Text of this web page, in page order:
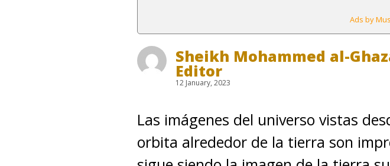
Ads by
Sheikh Mohammed al-
Editor
12 January, 2023
Las imágenes del universo vistas
orbita alrededor de la tierra son